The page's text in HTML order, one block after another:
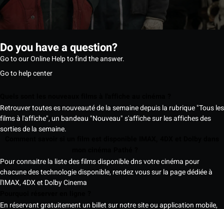
Do you have a question?
Go to our Online Help to find the answer.
Go to help center
Retrouver toutes es nouveauté de la semaine depuis la rubrique "Tous les
films à l'affiche", un bandeau "Nouveau" s'affiche sur les affiches des
sorties de la semaine.
Pour connaitre la liste des films disponible dns votre cinéma pour
chacune des technologie disponible, rendez vous sur la page dédiée à
l'IMAX, 4DX et Dolby Cinema
En réservant gratuitement un billet sur notre site ou application mobile,